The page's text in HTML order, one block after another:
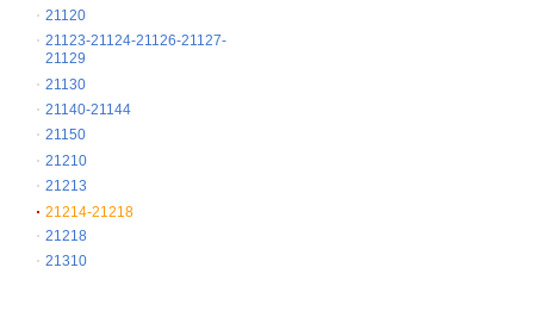
21120
21123-21124-21126-21127-
21129
21130
21140-21144
21150
21210
21213
21214-21218
21218
21310